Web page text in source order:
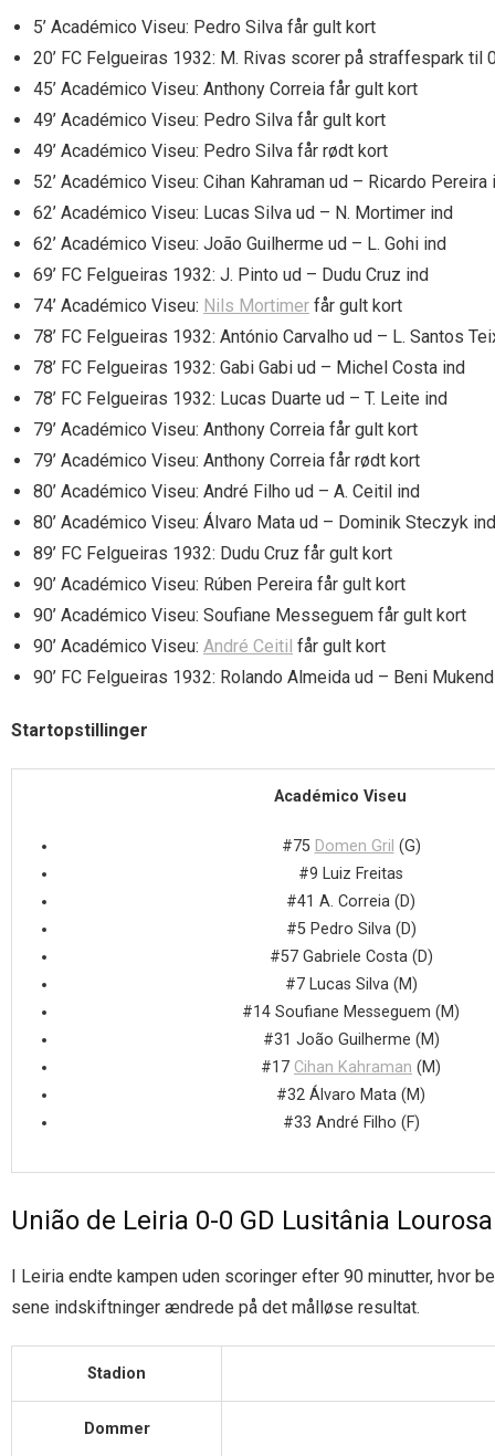
5’ Académico Viseu: Pedro Silva får gult kort
20’ FC Felgueiras 1932: M. Rivas scorer på straffespark til
45’ Académico Viseu: Anthony Correia får gult kort
49’ Académico Viseu: Pedro Silva får gult kort
49’ Académico Viseu: Pedro Silva får rødt kort
52’ Académico Viseu: Cihan Kahraman ud – Ricardo Pereira
62’ Académico Viseu: Lucas Silva ud – N. Mortimer ind
62’ Académico Viseu: João Guilherme ud – L. Gohi ind
69’ FC Felgueiras 1932: J. Pinto ud – Dudu Cruz ind
74’ Académico Viseu: Nils Mortimer får gult kort
78’ FC Felgueiras 1932: António Carvalho ud – L. Santos
78’ FC Felgueiras 1932: Gabi Gabi ud – Michel Costa ind
78’ FC Felgueiras 1932: Lucas Duarte ud – T. Leite ind
79’ Académico Viseu: Anthony Correia får gult kort
79’ Académico Viseu: Anthony Correia får rødt kort
80’ Académico Viseu: André Filho ud – A. Ceitil ind
80’ Académico Viseu: Álvaro Mata ud – Dominik Steczyk ind
89’ FC Felgueiras 1932: Dudu Cruz får gult kort
90’ Académico Viseu: Rúben Pereira får gult kort
90’ Académico Viseu: Soufiane Messeguem får gult kort
90’ Académico Viseu: André Ceitil får gult kort
90’ FC Felgueiras 1932: Rolando Almeida ud – Beni
Startopstillinger
Académico Viseu
#75 Domen Gril (G)
#9 Luiz Freitas
#41 A. Correia (D)
#5 Pedro Silva (D)
#57 Gabriele Costa (D)
#7 Lucas Silva (M)
#14 Soufiane Messeguem (M)
#31 João Guilherme (M)
#17 Cihan Kahraman (M)
#32 Álvaro Mata (M)
#33 André Filho (F)
União de Leiria 0-0 GD Lusitânia Lourosa
I Leiria endte kampen uden scoringer efter 90 minutter, hvor
sene indskiftninger ændrede på det målløse resultat.
Stadion
Dommer